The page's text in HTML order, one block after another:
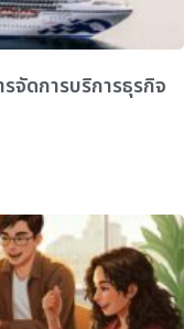
จัดการบริการธุรกิจ